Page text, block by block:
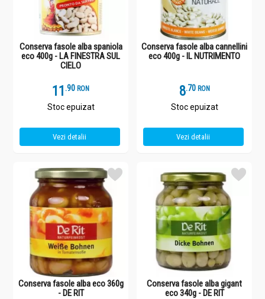
Conserva fasole alba spaniola
eco 400g - LA FINESTRA SUL
CIELO
11 .9 RON
Stoc epuizat
Vezi detalii
Conserva fasole alba cannellini
eco 400g - IL NUTRIMENTO
8.7 RON
Stoc epuizat
Vezi detalii
Conserva fasole alba eco 360g
- DE RIT
Conserva fasole alba gigant
eco 340g - DE RIT